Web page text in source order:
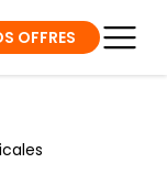
OFFRES